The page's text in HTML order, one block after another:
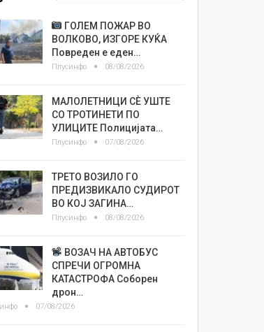
ГОЛЕМ ПОЖАР ВО
ВОЛКОВО, ИЗГОРЕ КУЌА
Повреден е еден…
Плусинфо 08/08/2026
МАЛОЛЕТНИЦИ СÈ УШТЕ
СО ТРОТИНЕТИ ПО
УЛИЦИТЕ Полицијата…
Плусинфо 07/08/2026
ТРЕТО ВОЗИЛО ГО
ПРЕДИЗВИКАЛО СУДИРОТ
ВО КОЈ ЗАГИНА…
Плусинфо 08/08/2026
ВОЗАЧ НА АВТОБУС
СПРЕЧИ ОГРОМНА
КАТАСТРОФА Соборен
дрон…
07/08/2026